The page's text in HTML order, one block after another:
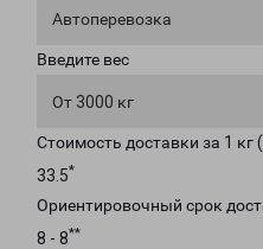
Автоперевозка
Введите вес
От 3000 кг
Стоимость доставки за 1
33.5*
Ориентировочный срок
8 - 8**